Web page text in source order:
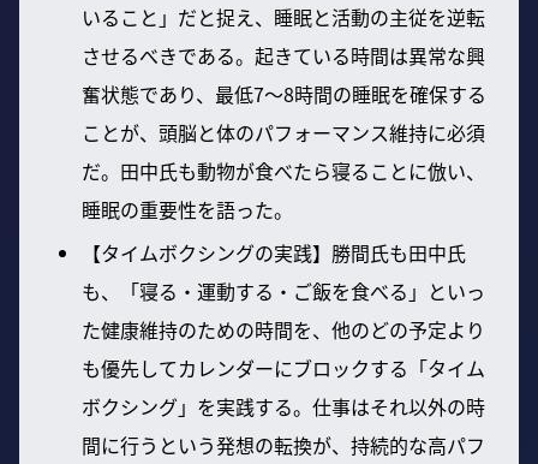
いること」だと捉え、睡眠と活動の主従を逆転
させるべきである。起きている時間は異常な興
奮状態であり、最低7～8時間の睡眠を確保する
ことが、頭脳と体のパフォーマンス維持に必須
だ。田中氏も動物が食べたら寝ることに倣い、
睡眠の重要性を語った。
【タイムボクシングの実践】勝間氏も田中氏
も、「寝る・運動する・ご飯を食べる」といっ
た健康維持のための時間を、他のどの予定より
も優先してカレンダーにブロックする「タイム
ボクシング」を実践する。仕事はそれ以外の時
間に行うという発想の転換が、持続的な高パフ